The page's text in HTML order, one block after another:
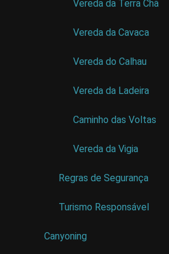
Vereda da Terra Chã
Vereda da Cavaca
Vereda do Calhau
Vereda da Ladeira
Caminho das Voltas
Vereda da Vigia
Regras de Segurança
Turismo Responsável
Canyoning